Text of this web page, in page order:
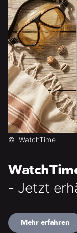
© WatchTime
- Jetzt
Mehr erfahren